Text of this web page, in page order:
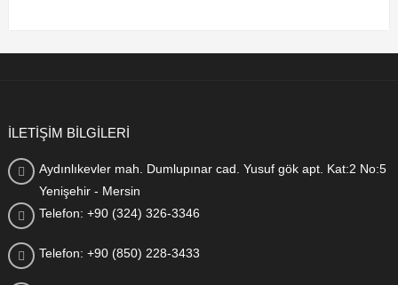
İLETİŞİM BİLGİLERİ
Aydınlıkevler mah. Dumlupınar cad. Yusuf gök apt. Kat:2 No:5
Yenişehir - Mersin
Telefon: +90 (324) 326-3346
Telefon: +90 (850) 228-3433